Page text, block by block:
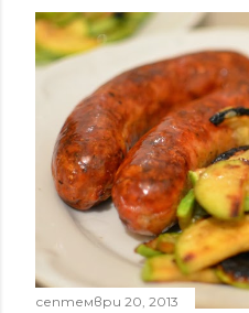
септември 20, 2013